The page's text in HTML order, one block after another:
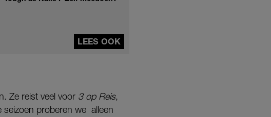
LEES OOK
Ze reist veel voor 3 op Reis,
seizoen proberen we alleen